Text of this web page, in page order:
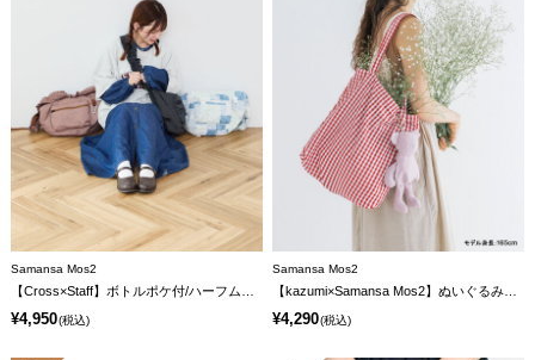
Samansa Mos2
¥4,950(税込)
Samansa Mos2
¥4,290(税込)